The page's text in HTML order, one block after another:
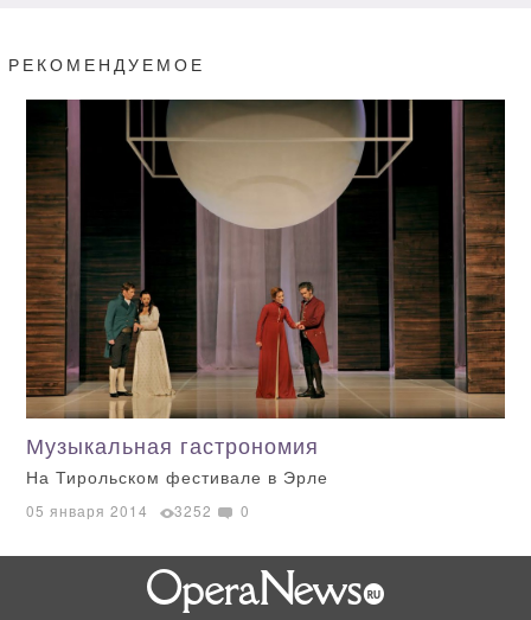
РЕКОМЕНДУЕМОЕ
Музыкальная гастрономия
На Тирольском фестивале в Эрле
05 января 2014 3252 0